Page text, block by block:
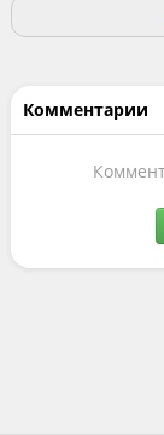
Комментарии